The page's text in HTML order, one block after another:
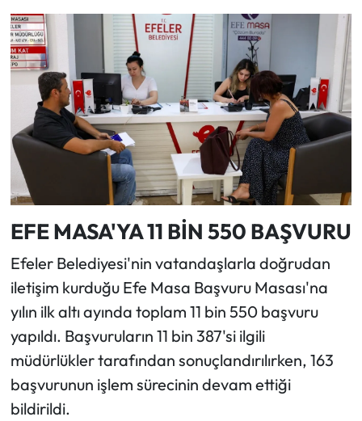
EFE MASA'YA 11 BİN 550 BAŞVURU
Efeler Belediyesi'nin vatandaşlarla doğrudan
iletişim kurduğu Efe Masa Başvuru Masası'na
yılın ilk altı ayında toplam 11 bin 550 başvuru
yapıldı. Başvuruların 11 bin 387'si ilgili
müdürlükler tarafından sonuçlandırılırken, 163
başvurunun işlem sürecinin devam ettiği
bildirildi.